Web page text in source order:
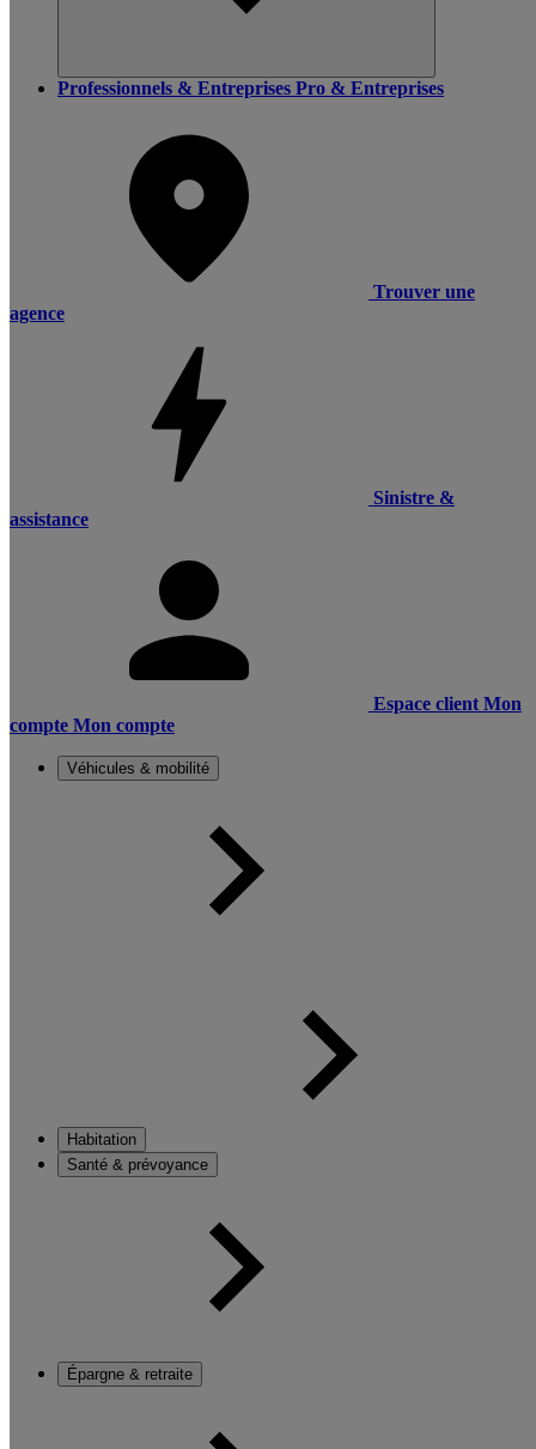
Professionnels & Entreprises Pro & Entreprises
Trouver une
agence
Sinistre &
assistance
Espace client Mon
compte Mon compte
Véhicules & mobilité
Habitation
Santé & prévoyance
Épargne & retraite